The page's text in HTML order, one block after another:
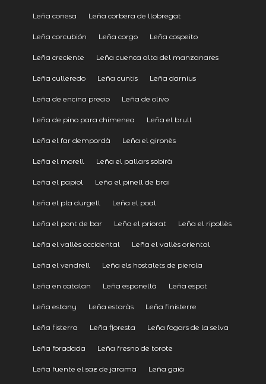
Leña conesa Leña corbera de llobregat
Leña corcubión Leña corgo Leña cospeito
Leña creciente Leña cuenca alta del manzanares
Leña culleredo Leña cuntis Leña darnius
Leña de encina precio Leña de olivo
Leña de pino para chimenea Leña el brull
Leña el far dempordà Leña el gironès
Leña el morell Leña el pallars sobirà
Leña el papiol Leña el pinell de brai
Leña el pla durgell Leña el poal
Leña el pont de bar Leña el priorat Leña el ripollès
Leña el vallès occidental Leña el vallès oriental
Leña el vendrell Leña els hostalets de pierola
Leña en catalan Leña esponellà Leña espot
Leña estany Leña estaràs Leña finisterre
Leña fisterra Leña floresta Leña fogars de la selva
Leña foradada Leña fresno de torote
Leña fuente el saz de jarama Leña gaià